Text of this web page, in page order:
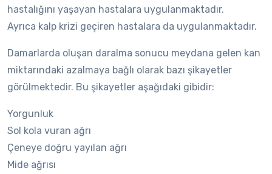
hastalığını yaşayan hastalara uygulanmaktadır.
Ayrıca kalp krizi geçiren hastalara da uygulanmaktadır.
Damarlarda oluşan daralma sonucu meydana gelen kan
miktarındaki azalmaya bağlı olarak bazı şikayetler
görülmektedir. Bu şikayetler aşağıdaki gibidir:
Yorgunluk
Sol kola vuran ağrı
Çeneye doğru yayılan ağrı
Mide ağrısı